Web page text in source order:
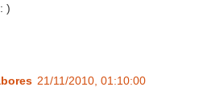
)
21/11/2010, 01:10:00